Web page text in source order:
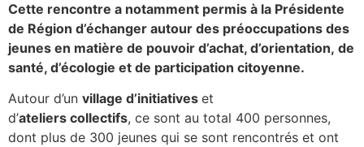
Cette rencontre a notamment permis à la Présidente
de Région d’échanger autour des préoccupations des
jeunes en matière de pouvoir d’achat, d’orientation, de
santé, d’écologie et de participation citoyenne.
Autour d’un village d’initiatives et
d’ateliers collectifs, ce sont au total 400 personnes,
dont plus de 300 jeunes qui se sont rencontrés et ont